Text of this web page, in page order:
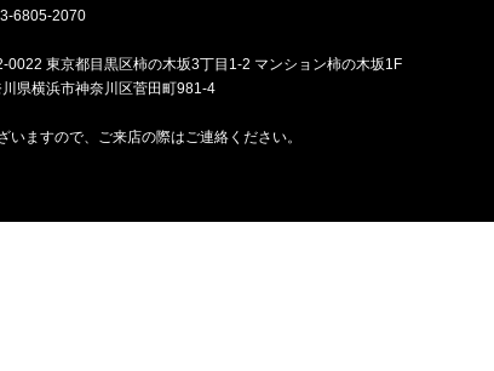
6805-2070
0022 東京都目黒区柿の木坂3丁目1-2 マンション柿の木坂1F
県横浜市神奈川区菅田町981-4
ますので、ご来店の際はご連絡ください。